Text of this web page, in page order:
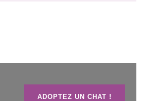
ADOPTEZ UN CHAT !